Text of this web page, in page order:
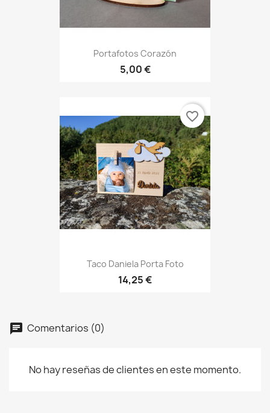
Portafotos Corazón
5,00 €
Taco Daniela Porta Foto
14,25 €
favorite_border
Comentarios (0)
No hay reseñas de clientes en este momento.